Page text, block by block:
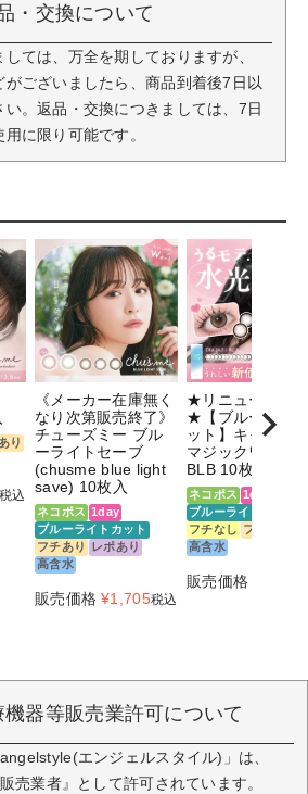
・交換について
ては、万全を期しておりますが、
ございましたら、商品到着後7日以
い。返品・交換につきましては、7日
に限り可能です。
り
込
《メーカー在庫無く
なり次第販売終了》
チューズミー ブル
ーライトセーブ
(chusme blue light
save) 10枚入
ネコポス 1day
ブルーライトカット
フチあり
レポあり
高含水
販売価格 ¥1,705税込
★リニューアル
★【ブルーライ
ット】キャンデ
マジックワンデ
BLB 10枚
ネコポス 1day
ブルーライトカット
フチなし フチあり
高含水
販売価格
器等販売業許可について
エンジェルスタイル)」は、
売業者』として許可されています。